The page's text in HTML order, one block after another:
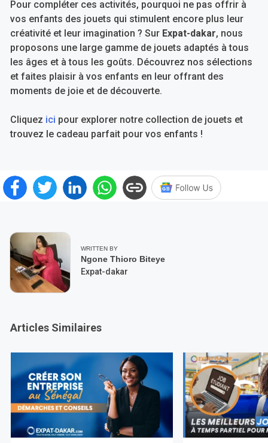
Pour compléter ces activités, pourquoi ne pas offrir à
vos enfants des jouets qui stimulent encore plus leur
créativité et leur imagination ? Sur Expat-dakar, nous
proposons une large gamme de jouets adaptés à tous
les âges et à tous les goûts. Découvrez nos sélections
et faites plaisir à vos enfants en leur offrant des
moments de joie et de découverte.
Cliquez ici pour explorer notre collection de jouets et
trouvez le cadeau parfait pour vos enfants !
WRITTEN BY
Ngone Thioro Biteye
Expat-dakar
Articles Similaires